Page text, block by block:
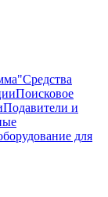
Средства
Поисковое
Подавители и
для